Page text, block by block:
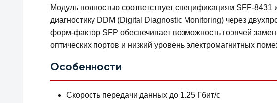
Модуль полностью соответствует спецификациям SFF-
диагностику DDM (Digital Diagnostic Monitoring) через
форм-фактор SFP обеспечивает возможность горячей
оптических портов и низкий уровень электромагнитных
Особенности
Скорость передачи данных до 1.25 Гбит/с